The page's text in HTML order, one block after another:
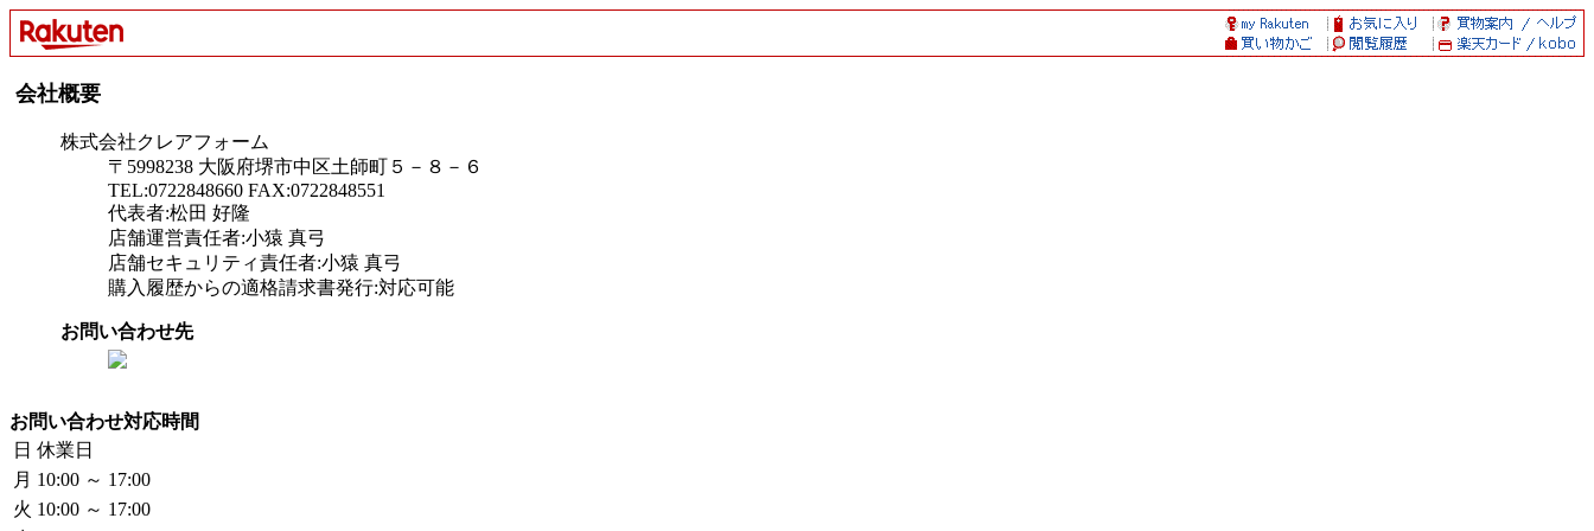
会社概要
株式会社クレアフォーム
〒5998238 大阪府堺市中区土師町５－８－６
TEL:0722848660 FAX:0722848551
代表者:松田 好隆
店舗運営責任者:小猿 真弓
店舗セキュリティ責任者:小猿 真弓
購入履歴からの適格請求書発行:対応可能
お問い合わせ先
お問い合わせ対応時間
日 休業日
月 10:00 ～ 17:00
火 10:00 ～ 17:00